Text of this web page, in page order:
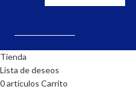
Tienda
Lista de deseos
0artículos Carrito